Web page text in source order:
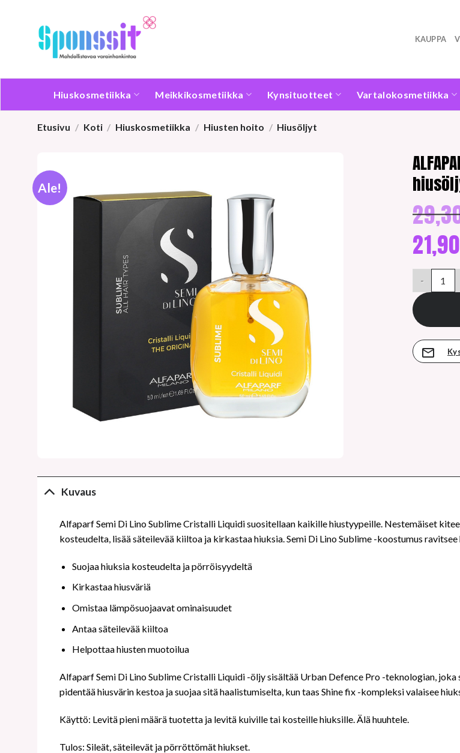
KAUPPA
Hiuskosmetiikka Meikkikosmetiikka Kynsituotteet Vartalokosmetiikka
Etusivu / Koti / Hiuskosmetiikka / Hiusten hoito / Hiusöljyt
Ale!
21,90
hinta
on:
21,90 €.
Kuvaus
Alfaparf Semi Di Lino Sublime Cristalli Liquidi suositellaan kaikille hiustyypeille. Nestemäiset
kosteudelta, lisää säteilevää kiiltoa ja kirkastaa hiuksia. Semi Di Lino Sublime -koostumus
Suojaa hiuksia kosteudelta ja pörröisyydeltä
Kirkastaa hiusväriä
Omistaa lämpösuojaavat ominaisuudet
Antaa säteilevää kiiltoa
Helpottaa hiusten muotoilua
Alfaparf Semi Di Lino Sublime Cristalli Liquidi -öljy sisältää Urban Defence Pro -teknologian,
pidentää hiusvärin kestoa ja suojaa sitä haalistumiselta, kun taas Shine fix -kompleksi valaisee
Käyttö: Levitä pieni määrä tuotetta ja levitä kuiville tai kosteille hiuksille. Älä huuhtele.
Tulos: Sileät, säteilevät ja pörröttömät hiukset.